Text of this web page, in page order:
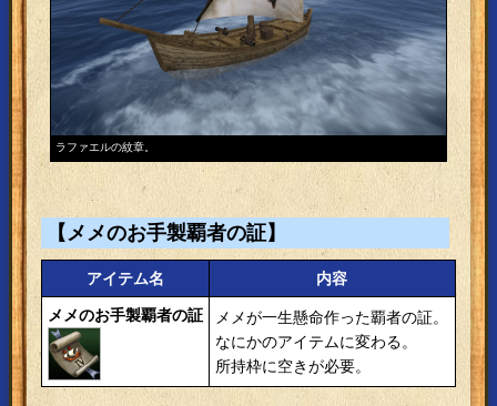
ラファエルの紋章。 リルの
【メメのお手製覇者の証】
アイテム名 内容
メメのお手製覇者の証
メメが一生懸命作った覇者の証。
なにかのアイテムに変わる。
所持枠に空きが必要。